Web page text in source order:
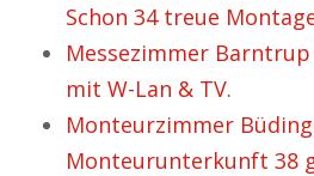
Schon 34 treue
Messezimmer
mit W-Lan & TV.
Monteurzimmer
Monteurunterkunft 38